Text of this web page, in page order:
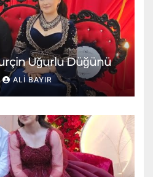
Uğurlu Düğünü
ALI BAYIR